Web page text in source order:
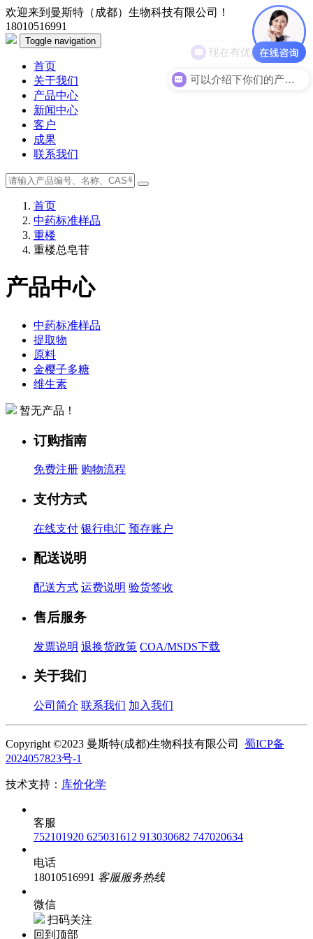
欢迎来到曼斯特（成都）生物科技有限公司！
18010516991
Toggle navigation
首页
关于我们
产品中心
新闻中心
客户
成果
联系我们
首页
中药标准样品
重楼
重楼总皂苷
产品中心
中药标准样品
提取物
原料
金樱子多糖
维生素
暂无产品！
订购指南
免费注册 购物流程
支付方式
在线支付 银行电汇 预存账户
配送说明
配送方式 运费说明 验货签收
售后服务
发票说明 退换货政策 COA/MSDS下载
关于我们
公司简介 联系我们 加入我们
Copyright ©2023 曼斯特(成都)生物科技有限公司 蜀ICP备
2024057823号-1
技术支持： 库价化学
客服
752101920 625031612 913030682 747020634
电话
18010516991 客服服务热线
微信
扫码关注
回到顶部
可以介绍下你们的产品么？
现在有优惠活动么？